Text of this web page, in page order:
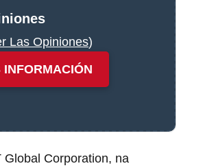
Las Opiniones)
INFORMACIÓN
Global Corporation, na